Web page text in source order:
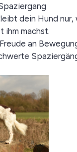
dein Hund nur,
ihm machst.
an